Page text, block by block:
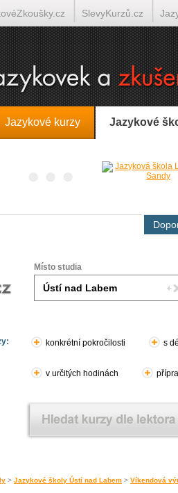
Jazykové kurzy Jazykové
Místo studia
konkrétní pokročilosti s
v určitých hodinách
> Jazykové školy Ústí nad Labem > Víkendová
SlevyKurzů.cz
Italština on-line Tlumočení-